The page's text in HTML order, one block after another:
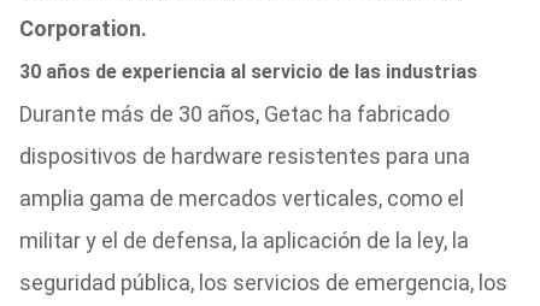
Corporation.
30 años de experiencia al servicio de las industrias
Durante más de 30 años, Getac ha fabricado
dispositivos de hardware resistentes para una
amplia gama de mercados verticales, como el
militar y el de defensa, la aplicación de la ley, la
seguridad pública, los servicios de emergencia, los